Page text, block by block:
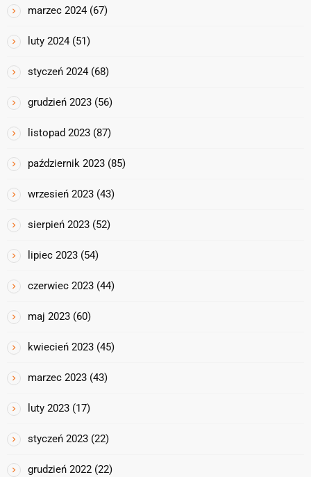
marzec 2024 (67)
luty 2024 (51)
styczeń 2024 (68)
grudzień 2023 (56)
listopad 2023 (87)
październik 2023 (85)
wrzesień 2023 (43)
sierpień 2023 (52)
lipiec 2023 (54)
czerwiec 2023 (44)
maj 2023 (60)
kwiecień 2023 (45)
marzec 2023 (43)
luty 2023 (17)
styczeń 2023 (22)
grudzień 2022 (22)